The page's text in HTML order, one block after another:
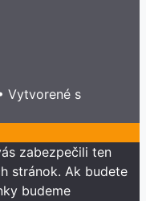
Vytvorené s
zabezpečili ten
stránok. Ak budete
budeme